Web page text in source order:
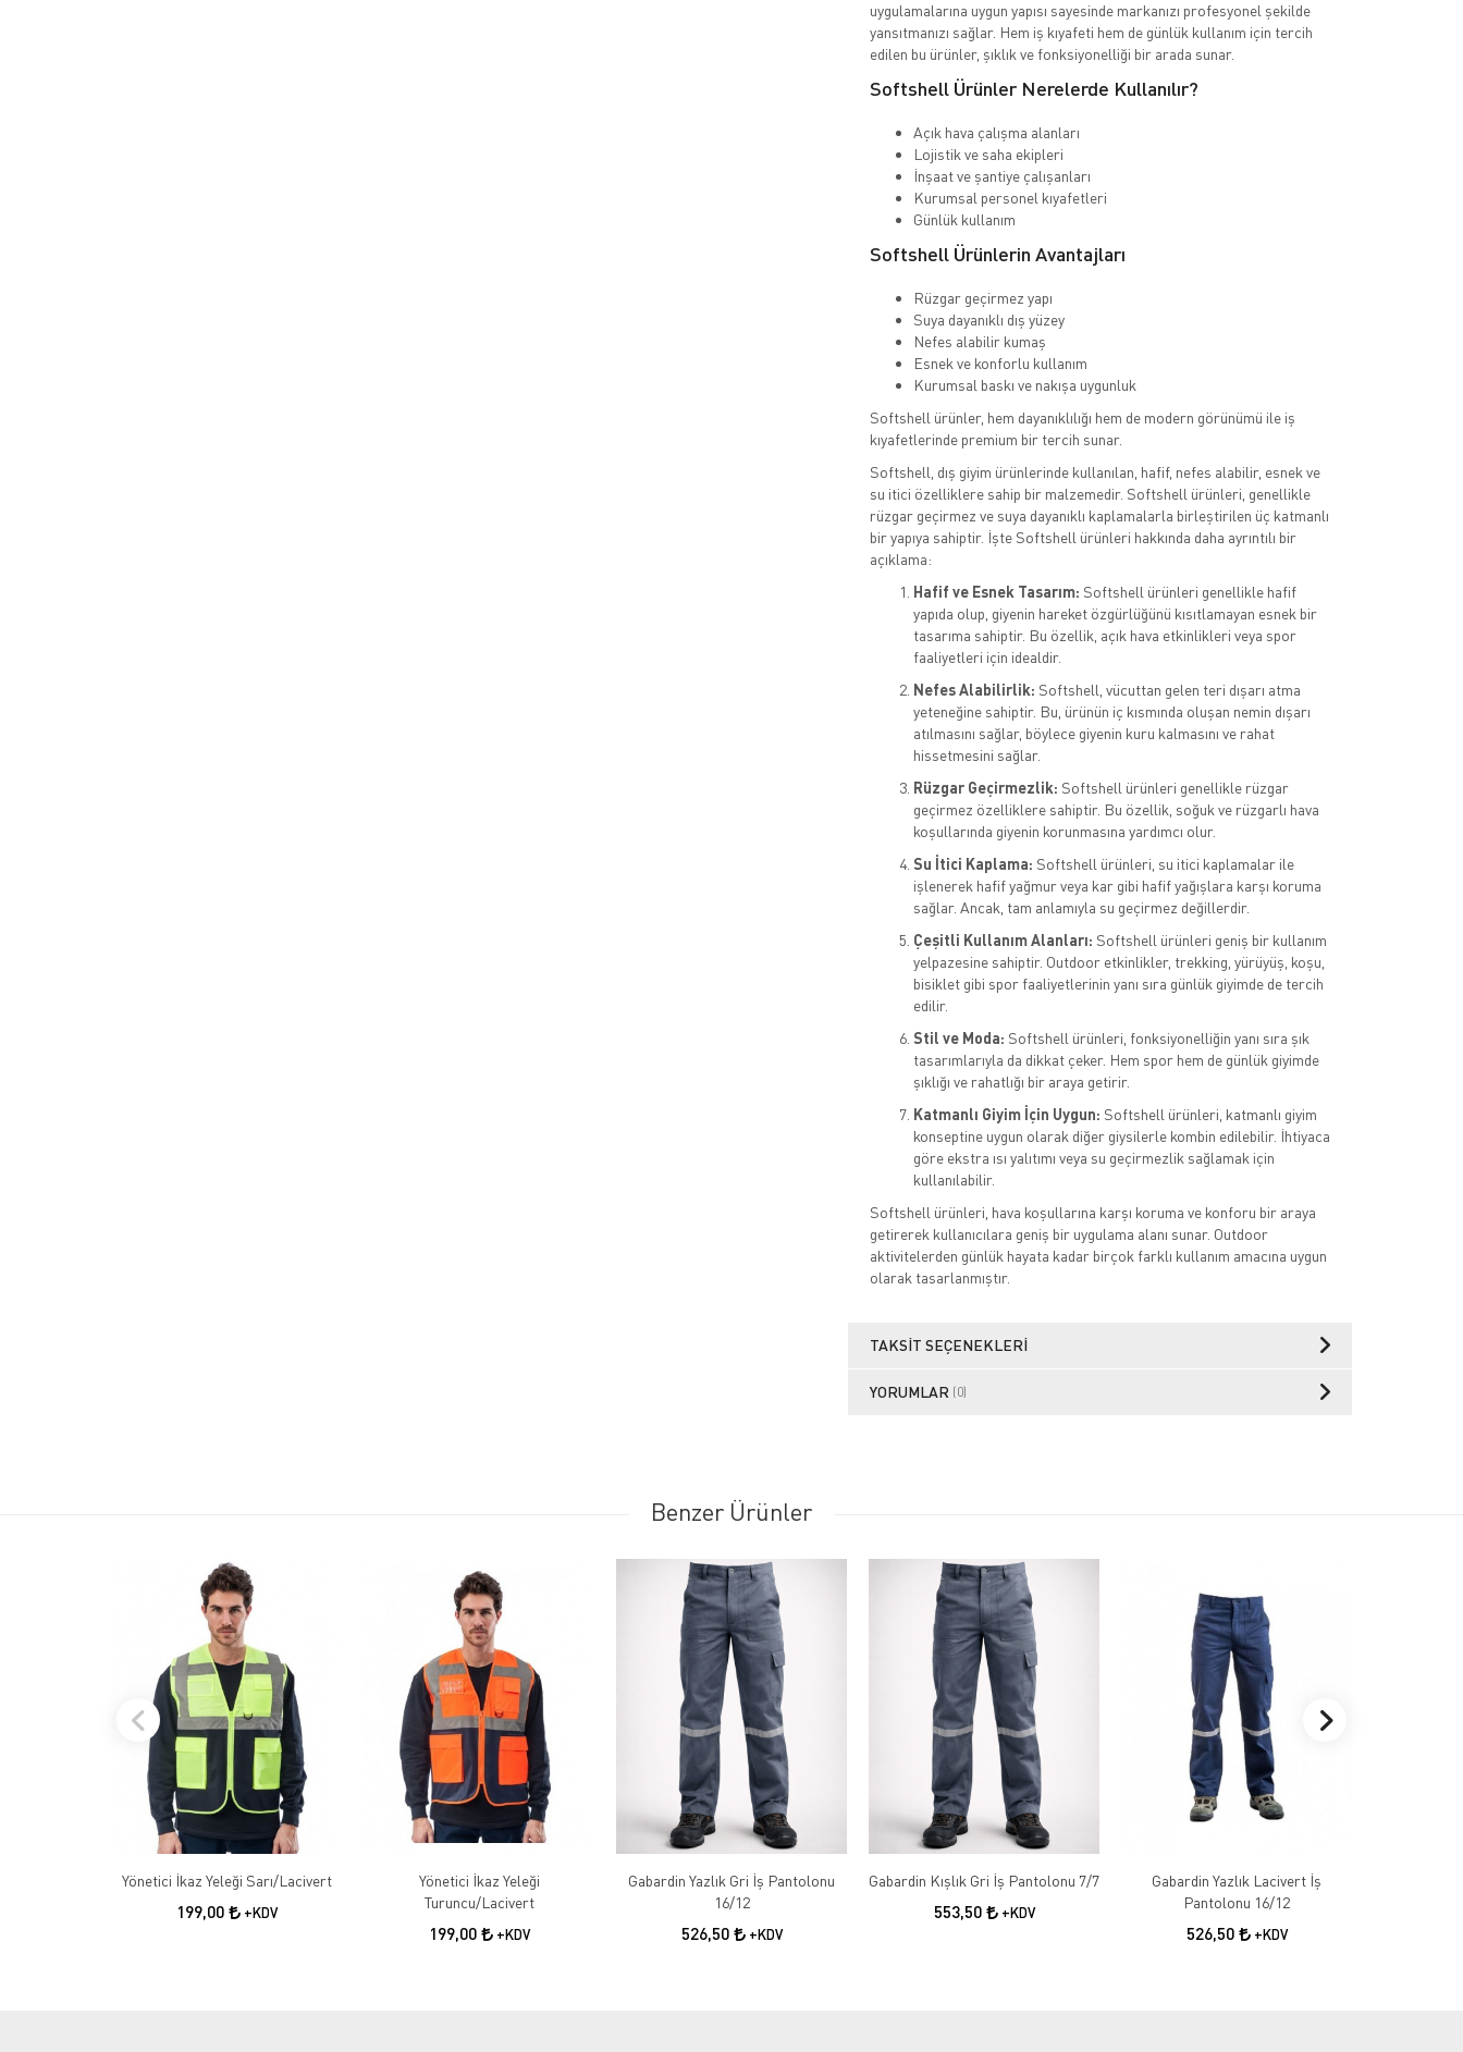
uygulamalarına uygun yapısı sayesinde markanızı profesyonel şekilde
yansıtmanızı sağlar. Hem iş kıyafeti hem de günlük kullanım için tercih
edilen bu ürünler, şıklık ve fonksiyonelliği bir arada sunar.
Softshell Ürünler Nerelerde Kullanılır?
Açık hava çalışma alanları
Lojistik ve saha ekipleri
İnşaat ve şantiye çalışanları
Kurumsal personel kıyafetleri
Günlük kullanım
Softshell Ürünlerin Avantajları
Rüzgar geçirmez yapı
Suya dayanıklı dış yüzey
Nefes alabilir kumaş
Esnek ve konforlu kullanım
Kurumsal baskı ve nakışa uygunluk
Softshell ürünler, hem dayanıklılığı hem de modern görünümü ile iş
kıyafetlerinde premium bir tercih sunar.
Softshell, dış giyim ürünlerinde kullanılan, hafif, nefes alabilir, esnek ve
su itici özelliklere sahip bir malzemedir. Softshell ürünleri, genellikle
rüzgar geçirmez ve suya dayanıklı kaplamalarla birleştirilen üç katmanlı
bir yapıya sahiptir. İşte Softshell ürünleri hakkında daha ayrıntılı bir
açıklama:
Hafif ve Esnek Tasarım: Softshell ürünleri genellikle hafif
yapıda olup, giyenin hareket özgürlüğünü kısıtlamayan esnek bir
tasarıma sahiptir. Bu özellik, açık hava etkinlikleri veya spor
faaliyetleri için idealdir.
Nefes Alabilirlik: Softshell, vücuttan gelen teri dışarı atma
yeteneğine sahiptir. Bu, ürünün iç kısmında oluşan nemin dışarı
atılmasını sağlar, böylece giyenin kuru kalmasını ve rahat
hissetmesini sağlar.
Rüzgar Geçirmezlik: Softshell ürünleri genellikle rüzgar
geçirmez özelliklere sahiptir. Bu özellik, soğuk ve rüzgarlı hava
koşullarında giyenin korunmasına yardımcı olur.
Su İtici Kaplama: Softshell ürünleri, su itici kaplamalar ile
işlenerek hafif yağmur veya kar gibi hafif yağışlara karşı koruma
sağlar. Ancak, tam anlamıyla su geçirmez değillerdir.
Çeşitli Kullanım Alanları: Softshell ürünleri geniş bir kullanım
yelpazesine sahiptir. Outdoor etkinlikler, trekking, yürüyüş, koşu,
bisiklet gibi spor faaliyetlerinin yanı sıra günlük giyimde de tercih
edilir.
Stil ve Moda: Softshell ürünleri, fonksiyonelliğin yanı sıra şık
tasarımlarıyla da dikkat çeker. Hem spor hem de günlük giyimde
şıklığı ve rahatlığı bir araya getirir.
Katmanlı Giyim İçin Uygun: Softshell ürünleri, katmanlı giyim
konseptine uygun olarak diğer giysilerle kombin edilebilir. İhtiyaca
göre ekstra ısı yalıtımı veya su geçirmezlik sağlamak için
kullanılabilir.
Softshell ürünleri, hava koşullarına karşı koruma ve konforu bir araya
getirerek kullanıcılara geniş bir uygulama alanı sunar. Outdoor
aktivitelerden günlük hayata kadar birçok farklı kullanım amacına uygun
olarak tasarlanmıştır.
TAKSIT SEÇENEKLERI
YORUMLAR (0)
Benzer Ürünler
Yönetici İkaz Yeleği Sarı/Lacivert
199,00 +KDV
Yönetici İkaz Yeleği
Turuncu/Lacivert
199,00 +KDV
Gabardin Yazlık Gri İş Pantolonu
16/12
526,50 +KDV
Gabardin Kışlık Gri İş Pantolonu 7/7
553,50 +KDV
Gabardin Yazlık Lacivert İş
Pantolonu 16/12
526,50 +KDV